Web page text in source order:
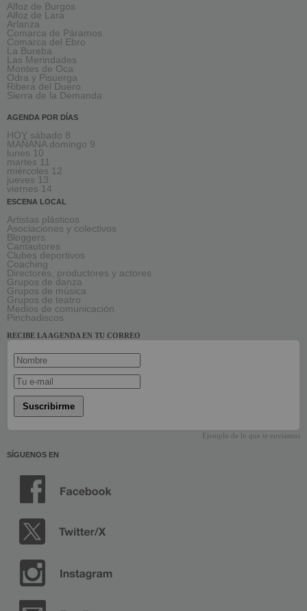
Alfoz de Burgos
Alfoz de Lara
Arlanza
Comarca de Páramos
Comarca del Ebro
La Bureba
Las Merindades
Montes de Oca
Odra y Pisuerga
Ribera del Duero
Sierra de la Demanda
AGENDA POR DÍAS
HOY sábado 8
MAÑANA domingo 9
lunes 10
martes 11
miércoles 12
jueves 13
viernes 14
ESCENA LOCAL
Artistas plásticos
Asociaciones y colectivos
Bloggers
Cantautores
Clubes deportivos
Coaching
Directores, productores y actores
Grupos de danza
Grupos de música
Grupos de teatro
Medios de comunicación
Pinchadiscos
RECIBE LA AGENDA EN TU CORREO
Suscribirme
Ejemplo de lo que te enviamos
SÍGUENOS EN